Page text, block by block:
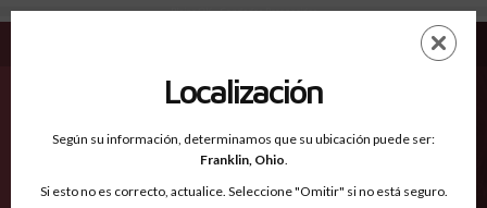
Blaine OK - Condados Reconocidos
EN
Condados Reconocidos
2600
Localización
Según su información, determinamos que su ubicación puede ser:
Franklin, Ohio.
Si esto no es correcto, actualice. Seleccione "Omitir" si no está seguro.